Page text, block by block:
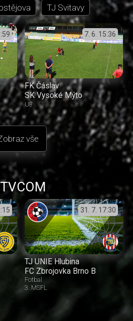
TJ Svitavy
7. 6. 15:36
FK Čáslav
SK Vysoké Mýto
U8
vše
31. 7. 17:30
TJ UNIE Hlubina
FC Zbrojovka Brno B
Fotbal
3. MSFL